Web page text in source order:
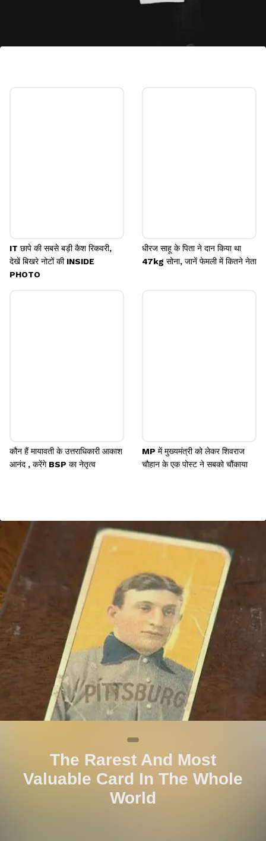
IT छापे की सबसे बड़ी कैश रिकवरी,
देखें बिखरे नोटों की INSIDE
PHOTO
धीरज साहू के पिता ने दान किया था
47kg सोना, जानें फेमली में कितने नेता
कौन हैं मायावती के उत्तराधिकारी आकाश
आनंद , करेंगे BSP का नेतृत्व
MP में मुख्यमंत्री को लेकर शिवराज
चौहान के एक पोस्ट ने सबको चौंकाया